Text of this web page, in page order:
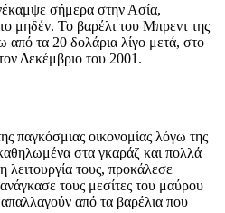
σήμερα στην Ασία,
μηδέν. Το βαρέλι του Μπρεντ της
από τα 20 δολάρια λίγο μετά, στο
Δεκέμβριο του 2001.
παγκόσμιας οικονομίας λόγω της
στα γκαράζ και πολλά
λειτουργία τους, προκάλεσε
τους μεσίτες του μαύρου
από τα βαρέλια που